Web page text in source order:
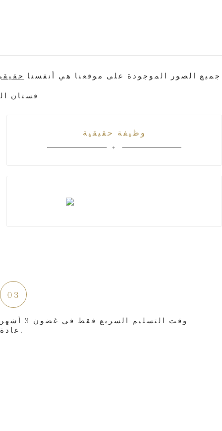
* جميع الصور الموجودة على موقعنا هي أنفسنا
وظيفة حقيقية
03
وقت التسليم السريع فقط في غضون 3 أشهر
عادة.